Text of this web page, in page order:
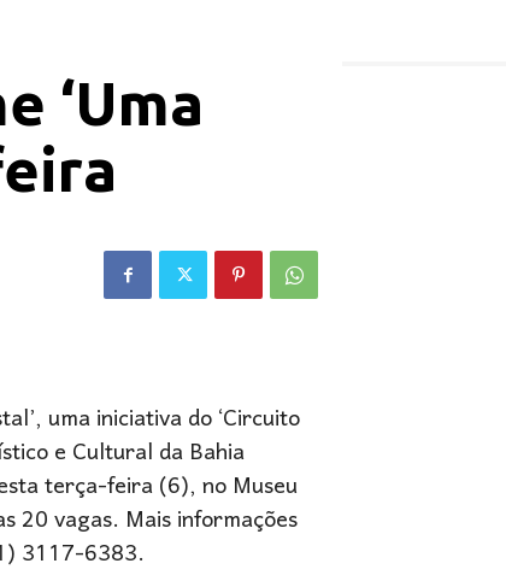
‘Uma
uma iniciativa do ‘Circuito
e Cultural da Bahia
terça-feira (6), no Museu
20 vagas. Mais informações
3117-6383.